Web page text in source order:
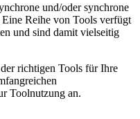
und/oder synchrone
Reihe von Tools verfügt
und sind damit vielseitig
richtigen Tools für Ihre
Toolnutzung an.